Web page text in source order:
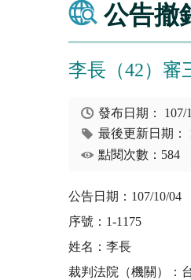
公告撤
李長（42）審
發布日期： 107/
最後更新日期：
點閱次數：584
公告日期：107/10/04
序號：1-1175
姓名：李長
裁判法院（機關）：